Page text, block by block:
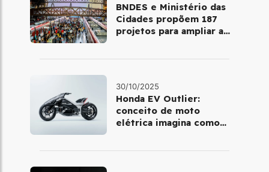
BNDES e Ministério das
Cidades propõem 187
projetos para ampliar a
30/10/2025
Honda EV Outlier:
conceito de moto
elétrica imagina como